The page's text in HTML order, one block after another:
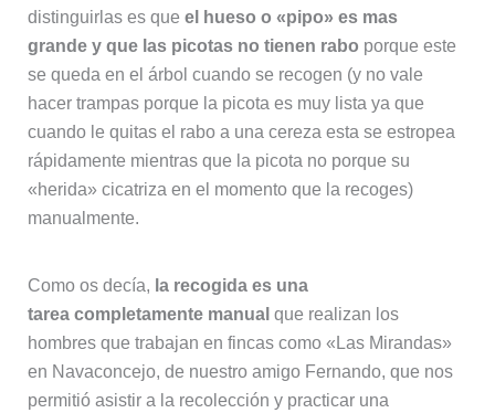
distinguirlas es que el hueso o «pipo» es mas
grande y que las picotas no tienen rabo porque este
se queda en el árbol cuando se recogen (y no vale
hacer trampas porque la picota es muy lista ya que
cuando le quitas el rabo a una cereza esta se estropea
rápidamente mientras que la picota no porque su
«herida» cicatriza en el momento que la recoges)
manualmente.
Como os decía, la recogida es una
tarea completamente manual que realizan los
hombres que trabajan en fincas como «Las Mirandas»
en Navaconcejo, de nuestro amigo Fernando, que nos
permitió asistir a la recolección y practicar una